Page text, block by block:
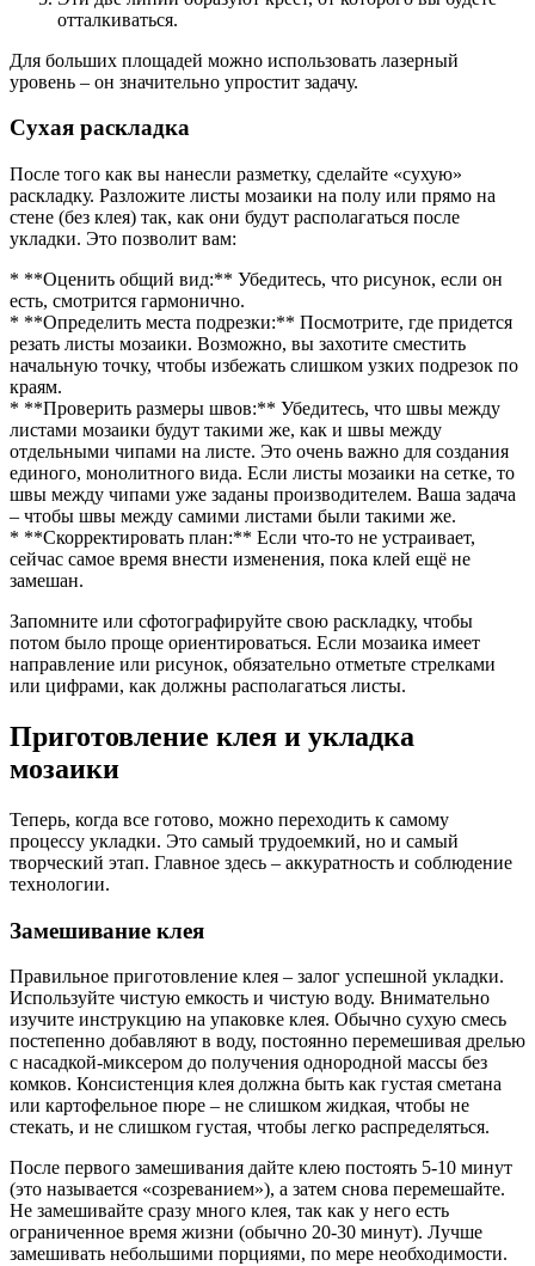
отталкиваться.
Для больших площадей можно использовать лазерный
уровень – он значительно упростит задачу.
Сухая раскладка
После того как вы нанесли разметку, сделайте «сухую»
раскладку. Разложите листы мозаики на полу или прямо на
стене (без клея) так, как они будут располагаться после
укладки. Это позволит вам:
* **Оценить общий вид:** Убедитесь, что рисунок, если он
есть, смотрится гармонично.
* **Определить места подрезки:** Посмотрите, где придется
резать листы мозаики. Возможно, вы захотите сместить
начальную точку, чтобы избежать слишком узких подрезок по
краям.
* **Проверить размеры швов:** Убедитесь, что швы между
листами мозаики будут такими же, как и швы между
отдельными чипами на листе. Это очень важно для создания
единого, монолитного вида. Если листы мозаики на сетке, то
швы между чипами уже заданы производителем. Ваша задача
– чтобы швы между самими листами были такими же.
* **Скорректировать план:** Если что-то не устраивает,
сейчас самое время внести изменения, пока клей ещё не
замешан.
Запомните или сфотографируйте свою раскладку, чтобы
потом было проще ориентироваться. Если мозаика имеет
направление или рисунок, обязательно отметьте стрелками
или цифрами, как должны располагаться листы.
Приготовление клея и укладка
мозаики
Теперь, когда все готово, можно переходить к самому
процессу укладки. Это самый трудоемкий, но и самый
творческий этап. Главное здесь – аккуратность и соблюдение
технологии.
Замешивание клея
Правильное приготовление клея – залог успешной укладки.
Используйте чистую емкость и чистую воду. Внимательно
изучите инструкцию на упаковке клея. Обычно сухую смесь
постепенно добавляют в воду, постоянно перемешивая дрелью
с насадкой-миксером до получения однородной массы без
комков. Консистенция клея должна быть как густая сметана
или картофельное пюре – не слишком жидкая, чтобы не
стекать, и не слишком густая, чтобы легко распределяться.
После первого замешивания дайте клею постоять 5-10 минут
(это называется «созреванием»), а затем снова перемешайте.
Не замешивайте сразу много клея, так как у него есть
ограниченное время жизни (обычно 20-30 минут). Лучше
замешивать небольшими порциями, по мере необходимости.